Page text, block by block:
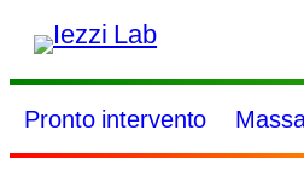
Pronto intervento